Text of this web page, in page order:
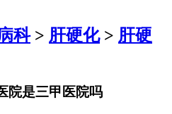
科> 肝硬化> 肝硬
院是三甲医院吗